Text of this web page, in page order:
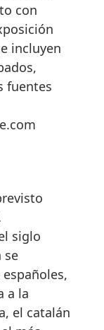
con
incluyen
fuentes
siglo
se
a la
el catalán